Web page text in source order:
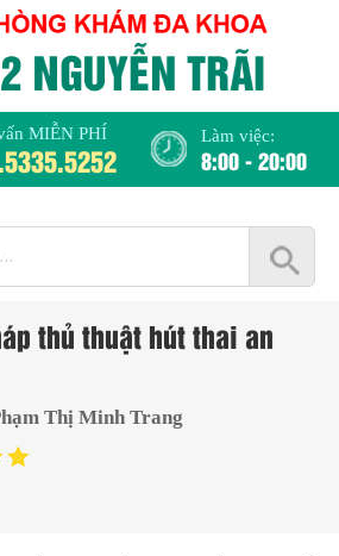
MIỄN PHÍ Làm việc:
8:00 - 20:00
thủ thuật hút thai an
Thị Minh Trang